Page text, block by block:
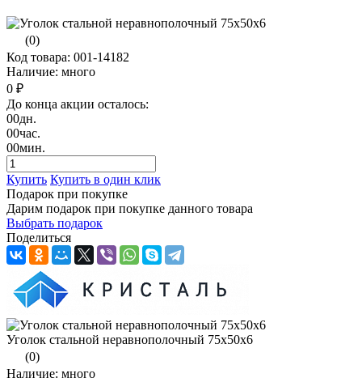
(0)
Код товара: 001-14182
Наличие: много
0 ₽
До конца акции осталось:
00дн.
00час.
00мин.
Купить Купить в один клик
Подарок при покупке
Дарим подарок при покупке данного товара
Выбрать подарок
Поделиться
Уголок стальной неравнополочный 75х50х6
(0)
Наличие: много